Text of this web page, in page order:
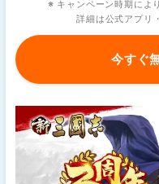
※ キャンペーン時期によ
詳細は公式アプリ
今すぐ